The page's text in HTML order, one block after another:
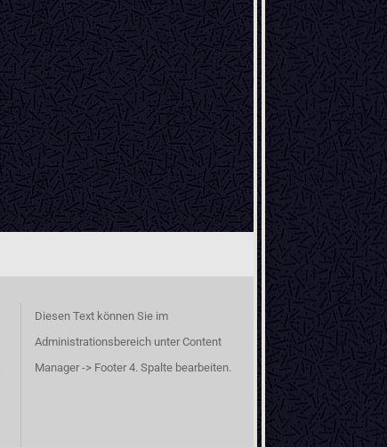
Diesen Text können Sie im
Administrationsbereich unter Content
Manager -> Footer 4. Spalte bearbeiten.